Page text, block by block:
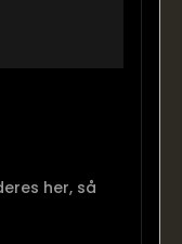
her, så